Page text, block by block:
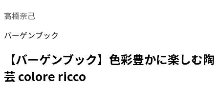
高橋奈己
バーゲンブック
【バーゲンブック】色彩豊かに楽しむ陶
芸 colore ricco